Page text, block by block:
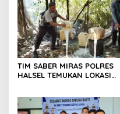
TIM SABER MIRAS POLRES
HALSEL TEMUKAN LOKASI